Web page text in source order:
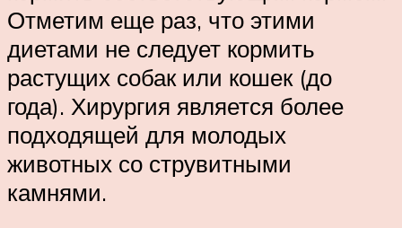
Отметим еще раз, что этими
диетами не следует кормить
растущих собак или кошек (до
года). Хирургия является более
подходящей для молодых
животных со струвитными
камнями.